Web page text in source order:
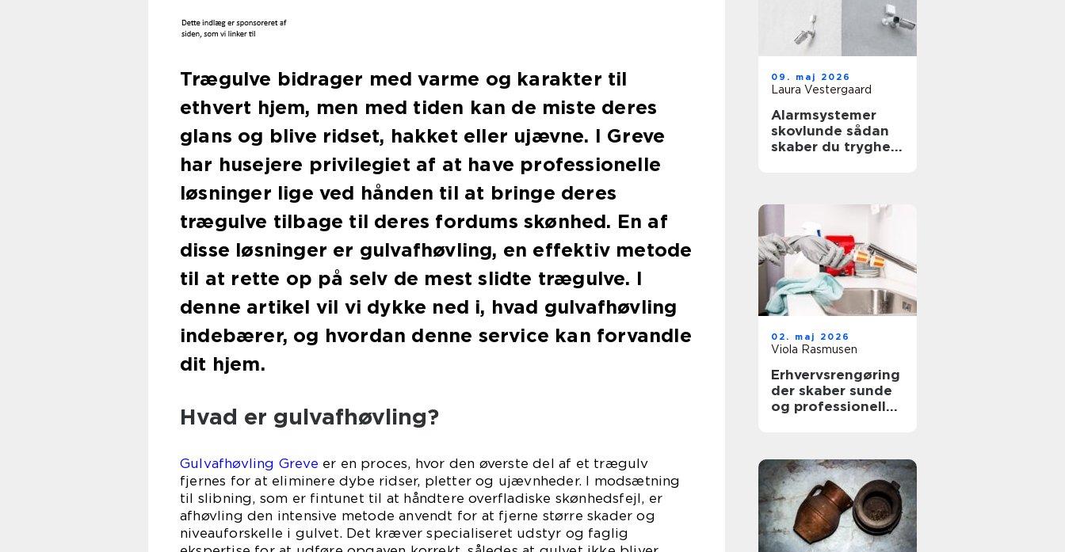
Trægulve bidrager med varme og karakter til
ethvert hjem, men med tiden kan de miste deres
glans og blive ridset, hakket eller ujævne. I Greve
har husejere privilegiet af at have professionelle
løsninger lige ved hånden til at bringe deres
trægulve tilbage til deres fordums skønhed. En af
disse løsninger er gulvafhøvling, en effektiv metode
til at rette op på selv de mest slidte trægulve. I
denne artikel vil vi dykke ned i, hvad gulvafhøvling
indebærer, og hvordan denne service kan forvandle
dit hjem.
Hvad er gulvafhøvling?
Gulvafhøvling Greve er en proces, hvor den øverste del af et trægulv
fjernes for at eliminere dybe ridser, pletter og ujævnheder. I modsætning
til slibning, som er fintunet til at håndtere overfladiske skønhedsfejl, er
afhøvling den intensive metode anvendt for at fjerne større skader og
niveauforskelle i gulvet. Det kræver specialiseret udstyr og faglig
09. maj 2026
Laura Vestergaard
Alarmsystemer
skovlunde sådan
skaber du tryghed
02. maj 2026
Viola Rasmusen
Erhvervsrengøring
der skaber sunde
og professionelle